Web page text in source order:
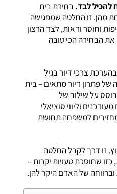
להכיל לבד.בחירת בית
מהן. זו החלטה שמפגישה
וחוסר ודאות, לצד הרצון
הבחירה הכי טובה
צרכי דיור בגיל
של פתרון דיור מתאים – בית
על שילוב של
וליווי סוציאלי
למשפחה תחושת
זו דרך לקבל החלטה
שחוסכת טעויות יקרות –
של האדם היקר להן.